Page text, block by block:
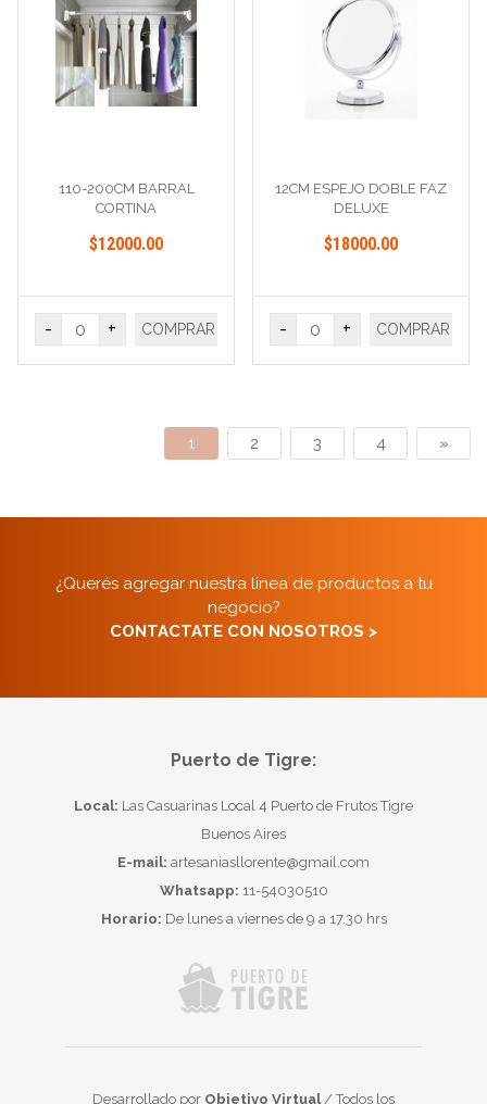
110-200CM BARRAL
CORTINA
$12000.00
- + COMPRAR
12CM ESPEJO DOBLE FAZ
DELUXE
$18000.00
- + COMPRAR
1 2 3 4 »
¿Querés agregar nuestra línea de productos a tu
negocio?
CONTACTATE CON NOSOTROS >
Puerto de Tigre:
Local: Las Casuarinas Local 4 Puerto de Frutos Tigre
Buenos Aires
E-mail: artesaniasllorente@gmail.com
Whatsapp: 11-54030510
Horario: De lunes a viernes de 9 a 17.30 hrs
Desarrollado por Objetivo Virtual/ Todos los